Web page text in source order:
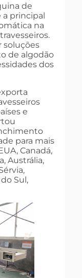
de
a principal
na
soluções
de algodão
dos
e
para mais
Canadá,
Austrália,
Sul,